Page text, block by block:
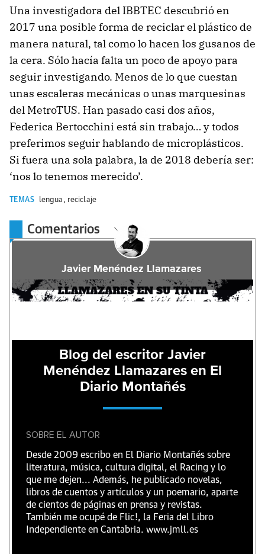
Una investigadora del IBBTEC descubrió en
2017 una posible forma de reciclar el plástico de
manera natural, tal como lo hacen los gusanos de
la cera. Sólo hacía falta un poco de apoyo para
seguir investigando. Menos de lo que cuestan
unas escaleras mecánicas o unas marquesinas
del MetroTUS. Han pasado casi dos años,
Federica Bertocchini está sin trabajo… y todos
preferimos seguir hablando de microplásticos.
Si fuera una sola palabra, la de 2018 debería ser:
‘nos lo tenemos merecido’.
TEMAS lengua , reciclaje
Comentarios
Javier Menéndez Llamazares
Blog del escritor Javier
Menéndez Llamazares en El
Diario Montañés
SOBRE EL AUTOR
Desde 2009 escribo en El Diario Montañés sobre
literatura, música, cultura digital, el Racing y lo
que me dejen... Además, he publicado novelas,
libros de cuentos y artículos y un poemario, aparte
de cientos de páginas en prensa y revistas.
También me ocupé de Flic!, la Feria del Libro
Independiente en Cantabria. www.jmll.es